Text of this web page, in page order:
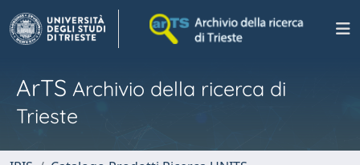
ArTS Archivio della ricerca di
Trieste